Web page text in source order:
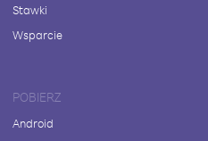
Stawki
Wsparcie
POBIERZ
Android